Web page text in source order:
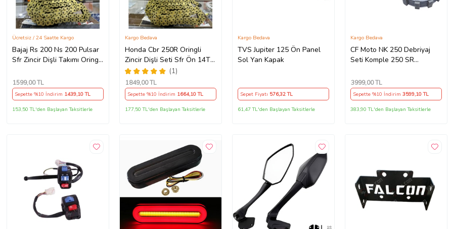
Bajaj Rs 200 Ns 200 Pulsar
Sfr Zincir Dişli Takımı Oringli
Bakla Supermto
Ücretsiz / 24 Saatte Kargo
1599,00 TL
Sepette %10 İndirim 1439,10 TL
153,50 TL'den Başlayan Taksitlerle
Honda Cbr 250R Oringli
Zincir Dişli Seti Sfr Ön 14T
Arka 38 T/120 Bakla 2011-
17 Arasmto
(1)
Kargo Bedava
1849,00 TL
Sepette %10 İndirim 1664,10 TL
177,50 TL'den Başlayan Taksitlerle
TVS Jupiter 125 Ön Panel
Sol Yan Kapak
Kargo Bedava
Sepet Fiyatı 576,32 TL
61,47 TL'den Başlayan Taksitlerle
CF Moto NK 250 Debriyaj
Seti Komple 250 SR
7Li Hepsi İnce(2018-
22)Arasmto (Siyah)
Kargo Bedava
3999,00 TL
Sepette %10 İndirim 3599,10 TL
383,90 TL'den Başlayan Taksitlerle